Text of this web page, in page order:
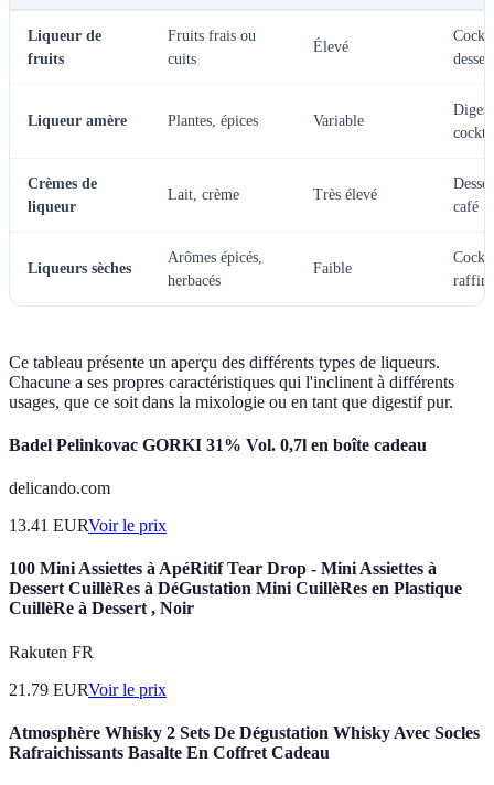
Liqueur de
fruits
Fruits frais ou
cuits
Élevé
Liqueur amère Plantes, épices Variable
Crèmes de
liqueur
Lait, crème Très élevé
café
Liqueurs sèches
Arômes épicés,
herbacés
Faible
Ce tableau présente un aperçu des différents types de liqueurs.
Chacune a ses propres caractéristiques qui l'inclinent à différents
usages, que ce soit dans la mixologie ou en tant que digestif pur.
Badel Pelinkovac GORKI 31% Vol. 0,7l en boîte cadeau
delicando.com
13.41 EURVoir le prix
100 Mini Assiettes à ApéRitif Tear Drop - Mini Assiettes à
Dessert CuillèRes à DéGustation Mini CuillèRes en Plastique
CuillèRe à Dessert , Noir
Rakuten FR
21.79 EURVoir le prix
Atmosphère Whisky 2 Sets De Dégustation Whisky Avec Socles
Rafraichissants Basalte En Coffret Cadeau